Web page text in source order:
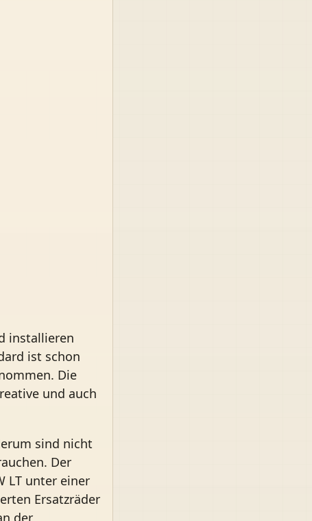
installieren
ist schon
Die
und auch
sind nicht
Der
LT unter einer
Ersatzräder